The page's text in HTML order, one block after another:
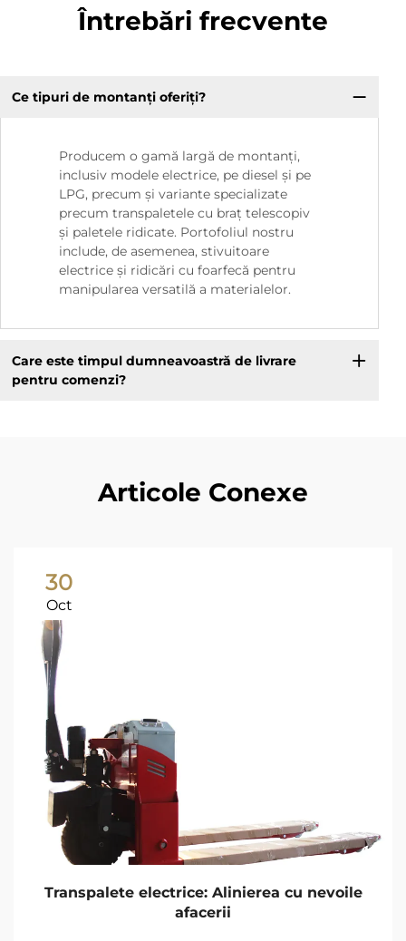
Întrebări frecvente
Ce tipuri de montanți oferiți?
Producem o gamă largă de montanți,
inclusiv modele electrice, pe diesel și pe
LPG, precum și variante specializate
precum transpaletele cu braț telescopiv
și paletele ridicate. Portofoliul nostru
include, de asemenea, stivuitoare
electrice și ridicări cu foarfecă pentru
manipularea versatilă a materialelor.
Care este timpul dumneavoastră de livrare
pentru comenzi?
Articole Conexe
30
Oct
Transpalete electrice: Alinierea cu nevoile
afacerii